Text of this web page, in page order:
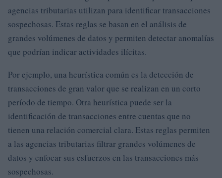
agencias tributarias utilizan para identificar transacciones
sospechosas. Estas reglas se basan en el análisis de
grandes volúmenes de datos y permiten detectar anomalías
que podrían indicar actividades ilícitas.
Por ejemplo, una heurística común es la detección de
transacciones de gran valor que se realizan en un corto
período de tiempo. Otra heurística puede ser la
identificación de transacciones entre cuentas que no
tienen una relación comercial clara. Estas reglas permiten
a las agencias tributarias filtrar grandes volúmenes de
datos y enfocar sus esfuerzos en las transacciones más
sospechosas.